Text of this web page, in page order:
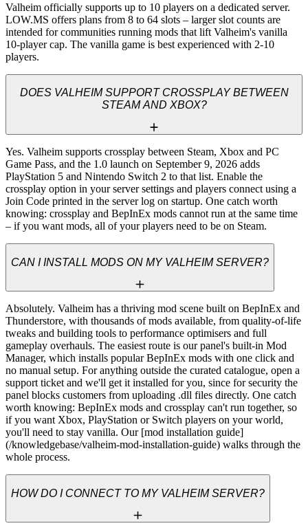
Valheim officially supports up to 10 players on a dedicated server.
LOW.MS offers plans from 8 to 64 slots – larger slot counts are
intended for communities running mods that lift Valheim's vanilla
10-player cap. The vanilla game is best experienced with 2-10
players.
DOES VALHEIM SUPPORT CROSSPLAY BETWEEN
STEAM AND XBOX?
Yes. Valheim supports crossplay between Steam, Xbox and PC
Game Pass, and the 1.0 launch on September 9, 2026 adds
PlayStation 5 and Nintendo Switch 2 to that list. Enable the
crossplay option in your server settings and players connect using a
Join Code printed in the server log on startup. One catch worth
knowing: crossplay and BepInEx mods cannot run at the same time
– if you want mods, all of your players need to be on Steam.
CAN I INSTALL MODS ON MY VALHEIM SERVER?
Absolutely. Valheim has a thriving mod scene built on BepInEx and
Thunderstore, with thousands of mods available, from quality-of-life
tweaks and building tools to performance optimisers and full
gameplay overhauls. The easiest route is our panel's built-in Mod
Manager, which installs popular BepInEx mods with one click and
no manual setup. For anything outside the curated catalogue, open a
support ticket and we'll get it installed for you, since for security the
panel blocks customers from uploading .dll files directly. One catch
worth knowing: BepInEx mods and crossplay can't run together, so
if you want Xbox, PlayStation or Switch players on your world,
you'll need to stay vanilla. Our [mod installation guide]
(/knowledgebase/valheim-mod-installation-guide) walks through the
whole process.
HOW DO I CONNECT TO MY VALHEIM SERVER?